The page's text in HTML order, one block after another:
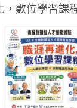
，數位學習課